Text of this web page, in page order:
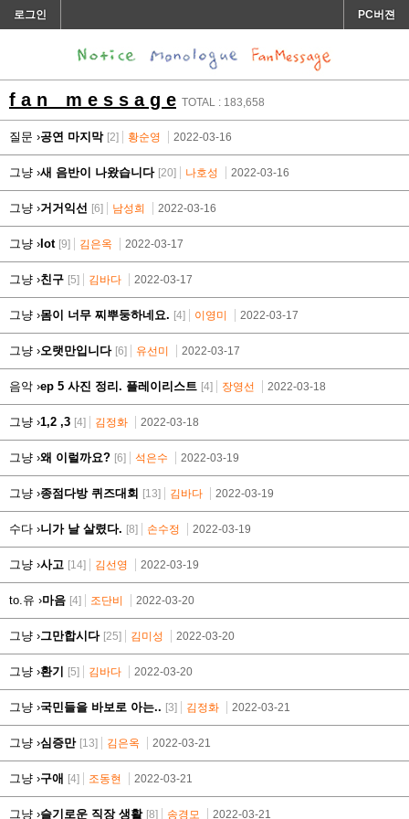
로그인 PC버젼
f a n m e s s a g e TOTAL : 183,658
질문 ›공연 마지막 [2] 황순영 2022-03-16
그냥 ›새 음반이 나왔습니다 [20] 나호성 2022-03-16
그냥 ›거거익선 [6] 남성희 2022-03-16
그냥 › Iot [9] 김은옥 2022-03-17
그냥 ›친구 [5] 김바다 2022-03-17
그냥 ›몸이 너무 찌뿌둥하네요. [4] 이영미 2022-03-17
그냥 ›오랫만입니다 [6] 유선미 2022-03-17
음악 ›ep 5 사진 정리. 플레이리스트 [4] 장영선 2022-03-18
그냥 ›1,2 ,3 [4] 김정화 2022-03-18
그냥 ›왜 이럴까요? [6] 석은수 2022-03-19
그냥 ›종점다방 퀴즈대회 [13] 김바다 2022-03-19
수다 ›니가 날 살렸다. [8] 손수정 2022-03-19
그냥 ›사고 [14] 김선영 2022-03-19
to.유 ›마음 [4] 조단비 2022-03-20
그냥 ›그만합시다 [25] 김미성 2022-03-20
그냥 ›환기 [5] 김바다 2022-03-20
그냥 ›국민들을 바보로 아는.. [3] 김정화 2022-03-21
그냥 ›심증만 [13] 김은옥 2022-03-21
그냥 ›구애 [4] 조동현 2022-03-21
그냥 ›슬기로운 직장 생활 [8] 송경모 2022-03-21